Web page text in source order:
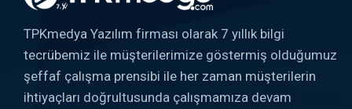
TPKmedya Yazılım firması olarak 7 yıllık bilgi
tecrübemiz ile müşterilerimize göstermiş olduğumuz
şeffaf çalışma prensibi ile her zaman müşterilerin
ihtiyaçları doğrultusunda çalışmamıza devam